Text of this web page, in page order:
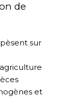
de
sur
et